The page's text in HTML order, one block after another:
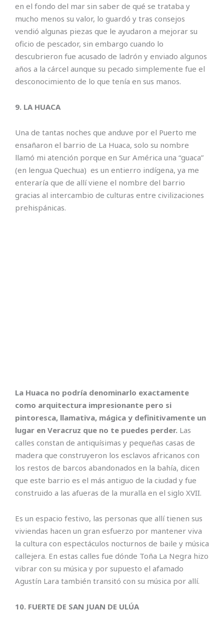
en el fondo del mar sin saber de qué se trataba y
mucho menos su valor, lo guardó y tras consejos
vendió algunas piezas que le ayudaron a mejorar su
oficio de pescador, sin embargo cuando lo
descubrieron fue acusado de ladrón y enviado algunos
años a la cárcel aunque su pecado simplemente fue el
desconocimiento de lo que tenía en sus manos.
9. LA HUACA
Una de tantas noches que anduve por el Puerto me
ensañaron el barrio de La Huaca, solo su nombre
llamó mi atención porque en Sur América una “guaca”
(en lengua Quechua) es un entierro indígena, ya me
enteraría que de allí viene el nombre del barrio
gracias al intercambio de culturas entre civilizaciones
prehispánicas.
La Huaca no podría denominarlo exactamente
como arquitectura impresionante pero si
pintoresca, llamativa, mágica y definitivamente un
lugar en Veracruz que no te puedes perder. Las
calles constan de antiquísimas y pequeñas casas de
madera que construyeron los esclavos africanos con
los restos de barcos abandonados en la bahía, dicen
que este barrio es el más antiguo de la ciudad y fue
construido a las afueras de la muralla en el siglo XVII.
Es un espacio festivo, las personas que allí tienen sus
viviendas hacen un gran esfuerzo por mantener viva
la cultura con espectáculos nocturnos de baile y música
callejera. En estas calles fue dónde Toña La Negra hizo
vibrar con su música y por supuesto el afamado
Agustín Lara también transitó con su música por allí.
10. FUERTE DE SAN JUAN DE ULÚA